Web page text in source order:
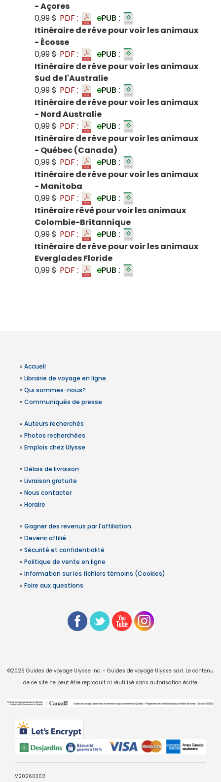
- Açores
0,99 $ PDF : ePUB :
Itinéraire de rêve pour voir les animaux
- Écosse
0,99 $ PDF : ePUB :
Itinéraire de rêve pour voir les animaux
Sud de l'Australie
0,99 $ PDF : ePUB :
Itinéraire de rêve pour voir les animaux
- Nord Australie
0,99 $ PDF : ePUB :
Itinéraire de rêve pour voir les animaux
- Québec (Canada)
0,99 $ PDF : ePUB :
Itinéraire de rêve pour voir les animaux
- Manitoba
0,99 $ PDF : ePUB :
Itinéraire rêvé pour voir les animaux
Colombie-Britannique
0,99 $ PDF : ePUB :
Itinéraire de rêve pour voir les animaux
Everglades Floride
0,99 $ PDF : ePUB :
» Accueil
» Librairie de voyage en ligne
» Qui sommes-nous?
» Communiqués de presse
» Auteurs recherchés
» Photos recherchées
» Emplois chez Ulysse
» Délais de livraison
» Livraison gratuite
» Nous contacter
» Horaire
» Gagner des revenus par l'affiliation
» Devenir affilié
» Sécurité et confidentialité
» Politique de vente en ligne
» Information sur les fichiers témoins (Cookies)
» Foire aux questions
©2026 Guides de voyage Ulysse inc. - Guides de voyage Ulysse sarl. Le contenu
de ce site ne peut être reproduit ni réutilisé sans autorisation écrite.
V20260302